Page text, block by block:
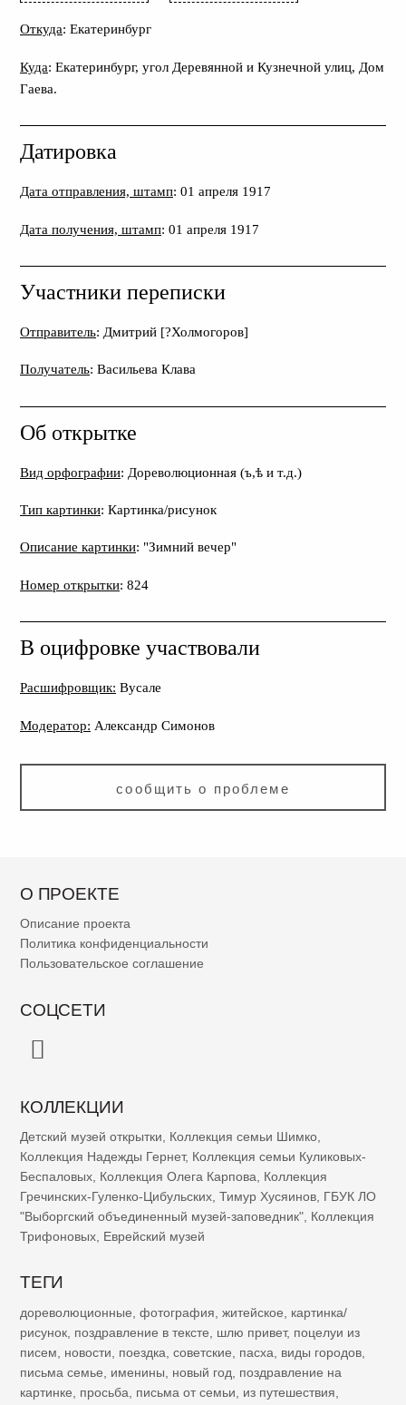
Откуда: Екатеринбург
Куда: Екатеринбург, угол Деревянной и Кузнечной улиц, Дом
Гаева.
Датировка
Дата отправления, штамп: 01 апреля 1917
Дата получения, штамп: 01 апреля 1917
Участники переписки
Отправитель: Дмитрий [?Холмогоров]
Получатель: Васильева Клава
Об открытке
Вид орфографии: Дореволюционная (ъ,ѣ и т.д.)
Тип картинки: Картинка/рисунок
Описание картинки: "Зимний вечер"
Номер открытки: 824
В оцифровке участвовали
Расшифровщик: Вусале
Модератор: Александр Симонов
сообщить о проблеме
О ПРОЕКТЕ
Описание проекта
Политика конфиденциальности
Пользовательское соглашение
СОЦСЕТИ
КОЛЛЕКЦИИ
Детский музей открытки Коллекция семьи Шимко
Коллекция Надежды Гернет, Коллекция семьи Куликовых-
Беспаловых Коллекция Олега Карпова
Коллекция
Гречинских-Гуленко-Цибульских Тимур Хусяинов ГБУК ЛО
"Выборгский объединенный музей-заповедник" Коллекция
Трифоновых Еврейский музей
ТЕГИ
дореволюционные фотография житейское
картинка/
рисунок поздравление в тексте шлю привет, поцелуи из
писем
новости поездка советские пасха виды городов
письма семье
именины новый год
поздравление на
картинке
просьба письма от семьи из путешествия